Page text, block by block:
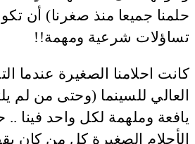
حلمنا جميعا منذ صغرنا) أن
تساؤلات شرعية ومهمة!!
كانت احلامنا الصغيرة عندما
العالي للسينما (وحتى من لم
يافعة وملهمة لكل واحد فينا ..
الأحلام الصغيرة كل من كان